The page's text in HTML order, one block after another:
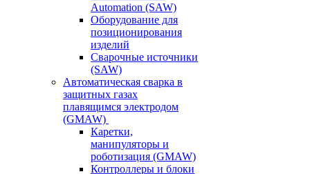
Automation (SAW)
Оборудование для
позиционирования
изделий
Сварочные источники
(SAW)
Автоматическая сварка в
защитных газах
плавящимся электродом
(GMAW)
Каретки,
манипуляторы и
роботизация (GMAW)
Контроллеры и блоки